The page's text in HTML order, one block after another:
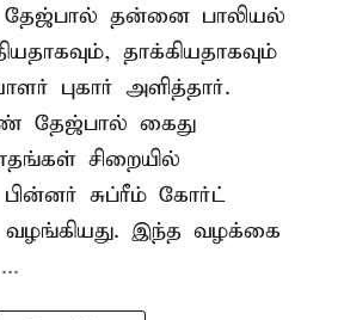
தேஜ்பால் தன்னை பாலியல்
தாக்கியதாகவும்
புகார் அளித்தார்.
தேஜ்பால் கைது
சிறையில்
சுப்ரீம் கோர்ட்
இந்த வழக்கை